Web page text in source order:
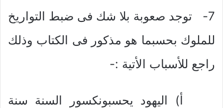
7- توجد صعوبة بلا شك فى ضبط التواريخ
للملوك بحسبما هو مذكور فى الكتاب وذلك
راجع للأسباب الأتية :-
أ) اليهود يحسبونكسور السنة سنة